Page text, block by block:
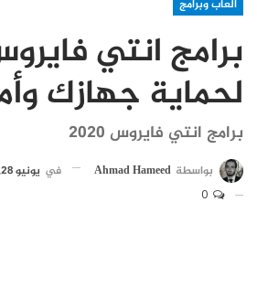
العاب وبرامج
لحماية جهازك
برامج انتي فايروس 2020
بواسطة Ahmad Hameed في يونيو 28, 2020